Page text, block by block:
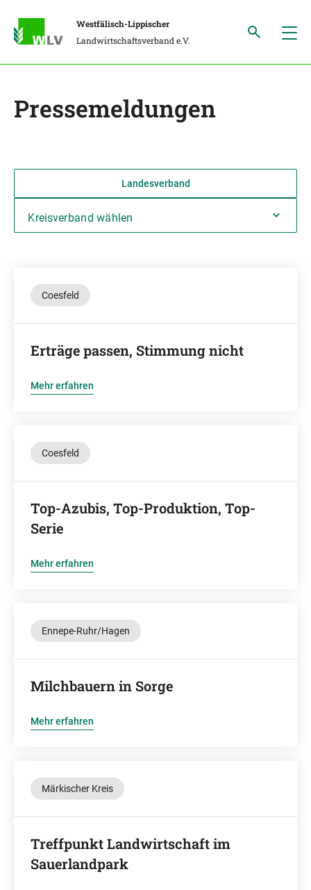
Westfälisch-Lippischer
Landwirtschaftsverband e.V.
Pressemeldungen
Landesverband
Kreisverband wählen
Coesfeld
Erträge passen, Stimmung nicht
Mehr erfahren
Coesfeld
Top-Azubis, Top-Produktion, Top-
Serie
Mehr erfahren
Ennepe-Ruhr/Hagen
Milchbauern in Sorge
Mehr erfahren
Märkischer Kreis
Treffpunkt Landwirtschaft im
Sauerlandpark